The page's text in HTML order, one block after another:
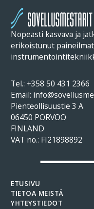
Nopeasti kasvava ja
erikoistunut
Tel.: +358 50 431 2366
Email:
Pienteollisuustie 3 A
06450 PORVOO
FINLAND
VAT no.: FI21898892
ETUSIVU
TIETOA MEISTÄ
YHTEYSTIEDOT